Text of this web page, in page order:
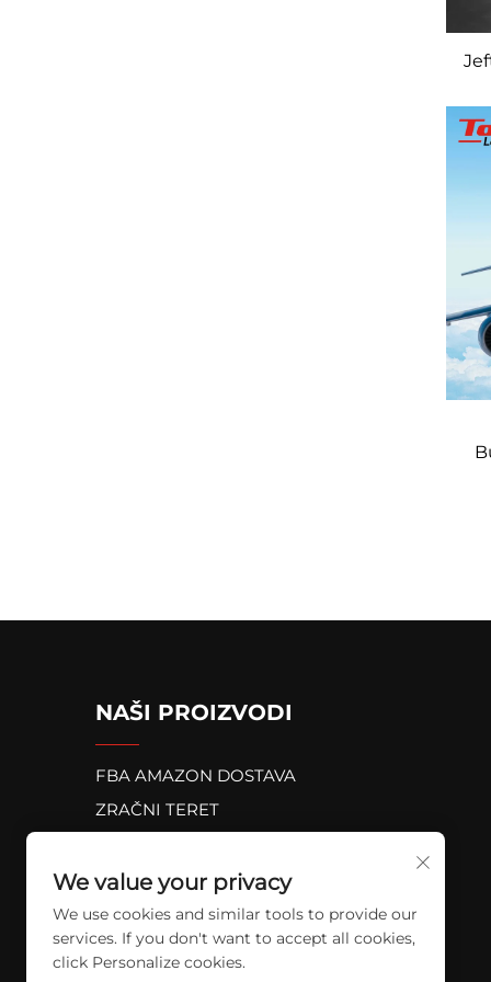
NAŠI PROIZVODI
FBA AMAZON DOSTAVA
ZRAČNI TERET
ŽELJEZNIČKA PRUGA
We value your privacy
We use cookies and similar tools to provide our
services. If you don't want to accept all cookies,
click Personalize cookies.